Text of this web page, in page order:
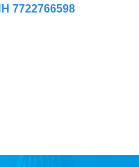
7722766598